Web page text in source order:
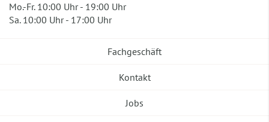
Mo.-Fr. 10:00 Uhr - 19:00 Uhr
Sa. 10:00 Uhr - 17:00 Uhr
Fachgeschäft
Kontakt
Jobs